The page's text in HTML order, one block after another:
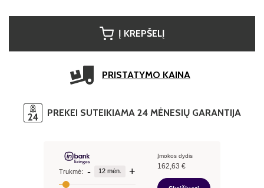
Į KREPŠELĮ
PRISTATYMO KAINA
PREKEI SUTEIKIAMA 24 MĖNESIŲ GARANTIJA